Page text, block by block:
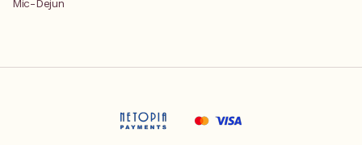
Mic-Dejun